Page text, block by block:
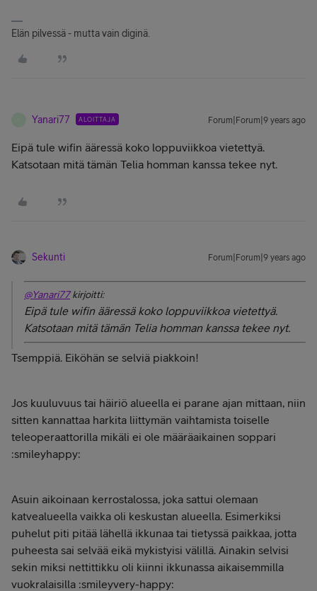
Elän pilvessä - mutta vain diginä.
Yanari77 ALOITTAJA Forum|Forum|9 years ago
Eipä tule wifin ääressä koko loppuviikkoa vietettyä.
Katsotaan mitä tämän Telia homman kanssa tekee nyt.
Sekunti Forum|Forum|9 years ago
@Yanari77kirjoitti:
Eipä tule wifin ääressä koko loppuviikkoa vietettyä.
Katsotaan mitä tämän Telia homman kanssa tekee nyt.
Tsemppiä. Eiköhän se selviä piakkoin!
Jos kuuluvuus tai häiriö alueella ei parane ajan mittaan, niin
sitten kannattaa harkita liittymän vaihtamista toiselle
teleoperaattorilla mikäli ei ole määräaikainen soppari
:smileyhappy:
Asuin aikoinaan kerrostalossa, joka sattui olemaan
katvealueella vaikka oli keskustan alueella. Esimerkiksi
puhelut piti pitää lähellä ikkunaa tai tietyssä paikkaa, jotta
puheesta sai selvää eikä mykistyisi välillä. Ainakin selvisi
sekin miksi nettittikku oli kiinni ikkunassa aikaisemmilla
vuokralaisilla :smileyvery-happy: